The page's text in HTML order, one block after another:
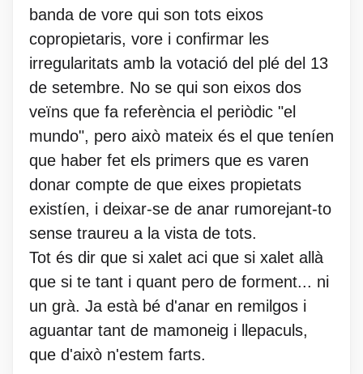
banda de vore qui son tots eixos
copropietaris, vore i confirmar les
irregularitats amb la votació del plé del 13
de setembre. No se qui son eixos dos
veïns que fa referència el periòdic "el
mundo", pero això mateix és el que teníen
que haber fet els primers que es varen
donar compte de que eixes propietats
existíen, i deixar-se de anar rumorejant-to
sense traureu a la vista de tots.
Tot és dir que si xalet aci que si xalet allà
que si te tant i quant pero de forment... ni
un grà. Ja està bé d'anar en remilgos i
aguantar tant de mamoneig i llepaculs,
que d'això n'estem farts.